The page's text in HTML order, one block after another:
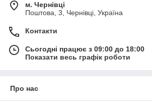
ДО КАТАЛОГУ!
м. Чернівці
Поштова, 3, Чернівці, Україна
Контакти
Сьогодні працює з 09:00 до 18:00
Показати весь графік роботи
Про нас